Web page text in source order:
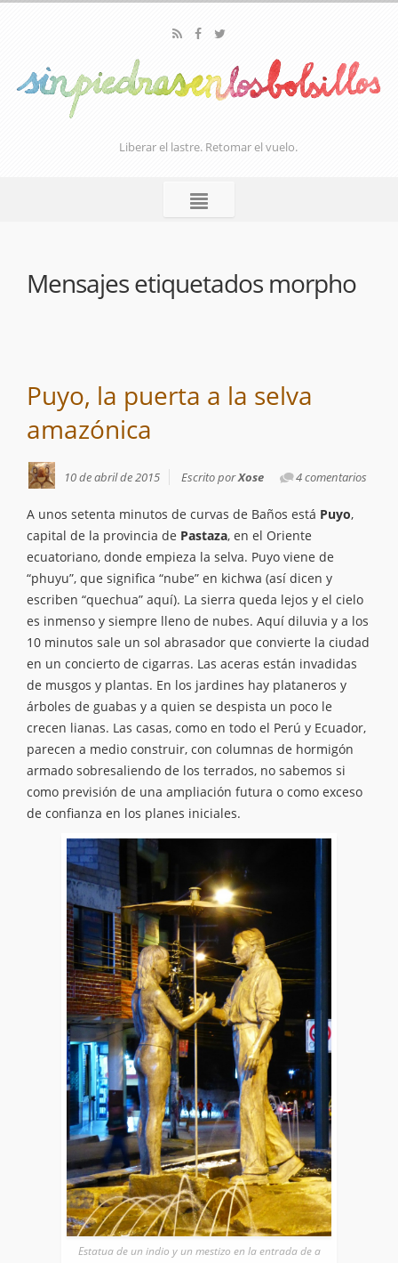
Liberar el lastre. Retomar el vuelo.
Mensajes etiquetados morpho
Puyo, la puerta a la selva
amazónica
10 de abril de 2015 4 comentarios
Escrito porXose
A unos setenta minutos de curvas de Baños está Puyo,
capital de la provincia de Pastaza, en el Oriente
ecuatoriano, donde empieza la selva. Puyo viene de
“phuyu”, que significa “nube” en kichwa (así dicen y
escriben “quechua” aquí). La sierra queda lejos y el cielo
es inmenso y siempre lleno de nubes. Aquí diluvia y a los
10 minutos sale un sol abrasador que convierte la ciudad
en un concierto de cigarras. Las aceras están invadidas
de musgos y plantas. En los jardines hay plataneros y
árboles de guabas y a quien se despista un poco le
crecen lianas. Las casas, como en todo el Perú y Ecuador,
parecen a medio construir, con columnas de hormigón
armado sobresaliendo de los terrados, no sabemos si
como previsión de una ampliación futura o como exceso
de confianza en los planes iniciales.
Estatua de un indio y un mestizo en la entrada de a